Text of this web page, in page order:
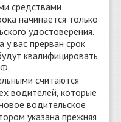
средствами
начинается только
удостоверения.
у вас прерван срок
квалифицировать
считаются
водителей, которые
водительское
указана прежняя